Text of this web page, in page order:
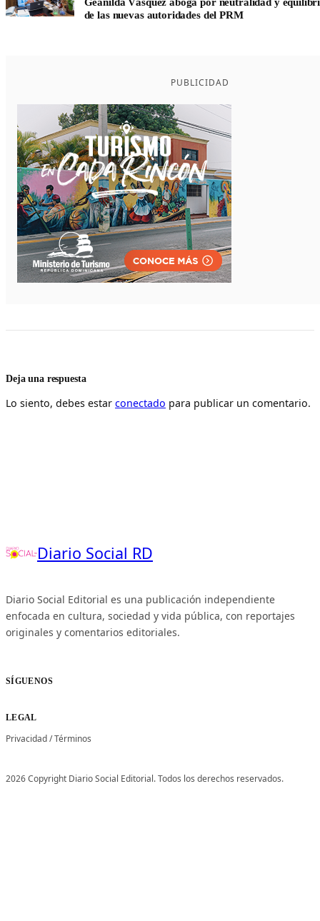
Geanilda Vásquez aboga por neutralidad y
de las nuevas autoridades del PRM
PUBLICIDAD
Deja una respuesta
Lo siento, debes estar conectado para publicar un comentario.
Diario Social RD
Diario Social Editorial es una publicación independiente
enfocada en cultura, sociedad y vida pública, con reportajes
originales y comentarios editoriales.
SÍGUENOS
LEGAL
Privacidad/Términos
2026 Copyright Diario Social Editorial. Todos los derechos reservados.